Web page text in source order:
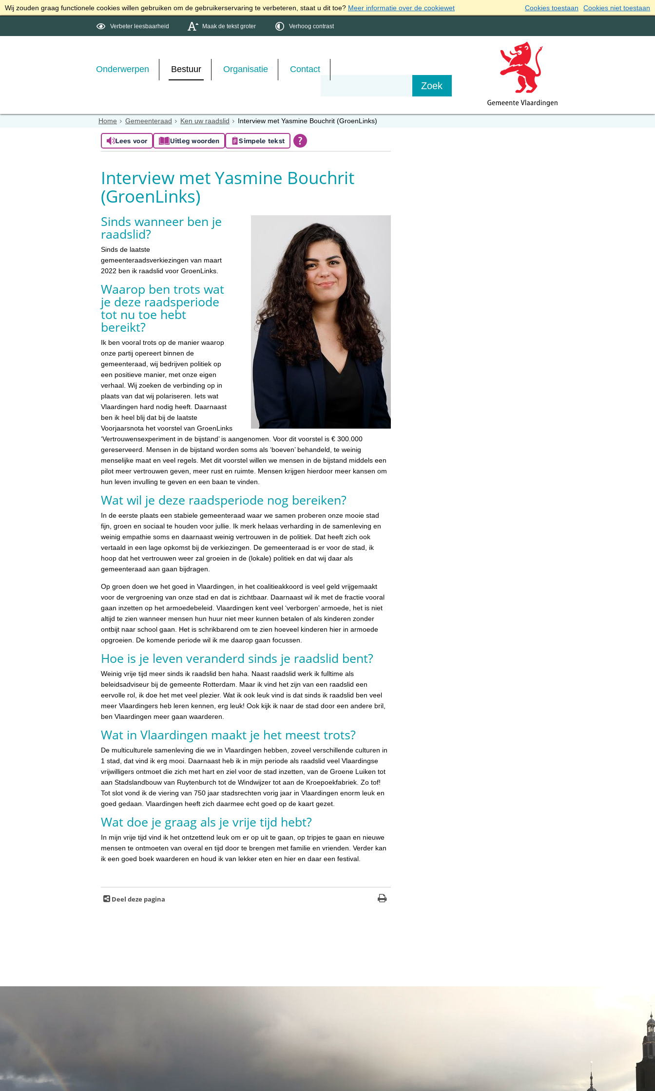
Wij zouden graag functionele cookies willen gebruiken om de gebruikerservaring te verbeteren, staat u dit toe? Meer informatie over de cookiewet Cookies toestaan Cookies niet toestaan
Verbeter leesbaarheid Maak de tekst groter Verhoog contrast
Onderwerpen Bestuur Organisatie Contact
Home Gemeenteraad Ken uw raadslid Interview met Yasmine Bouchrit (GroenLinks)
Lees voor Uitleg woorden Simpele tekst
Interview met Yasmine Bouchrit
(GroenLinks)
Sinds wanneer ben je
raadslid?
Sinds de laatste
gemeenteraadsverkiezingen van maart
2022 ben ik raadslid voor GroenLinks.
Waarop ben trots wat
je deze raadsperiode
tot nu toe hebt
bereikt?
Ik ben vooral trots op de manier waarop
onze partij opereert binnen de
gemeenteraad, wij bedrijven politiek op
een positieve manier, met onze eigen
verhaal. Wij zoeken de verbinding op in
plaats van dat wij polariseren. Iets wat
Vlaardingen hard nodig heeft. Daarnaast
ben ik heel blij dat bij de laatste
Voorjaarsnota het voorstel van GroenLinks
‘Vertrouwensexperiment in de bijstand’ is aangenomen. Voor dit voorstel is € 300.000
gereserveerd. Mensen in de bijstand worden soms als ‘boeven’ behandeld, te weinig
menselijke maat en veel regels. Met dit voorstel willen we mensen in de bijstand middels een
pilot meer vertrouwen geven, meer rust en ruimte. Mensen krijgen hierdoor meer kansen om
hun leven invulling te geven en een baan te vinden.
Wat wil je deze raadsperiode nog bereiken?
In de eerste plaats een stabiele gemeenteraad waar we samen proberen onze mooie stad
fijn, groen en sociaal te houden voor jullie. Ik merk helaas verharding in de samenleving en
weinig empathie soms en daarnaast weinig vertrouwen in de politiek. Dat heeft zich ook
vertaald in een lage opkomst bij de verkiezingen. De gemeenteraad is er voor de stad, ik
hoop dat het vertrouwen weer zal groeien in de (lokale) politiek en dat wij daar als
gemeenteraad aan gaan bijdragen.
Op groen doen we het goed in Vlaardingen, in het coalitieakkoord is veel geld vrijgemaakt
voor de vergroening van onze stad en dat is zichtbaar. Daarnaast wil ik met de fractie vooral
gaan inzetten op het armoedebeleid. Vlaardingen kent veel ‘verborgen’ armoede, het is niet
altijd te zien wanneer mensen hun huur niet meer kunnen betalen of als kinderen zonder
ontbijt naar school gaan. Het is schrikbarend om te zien hoeveel kinderen hier in armoede
opgroeien. De komende periode wil ik me daarop gaan focussen.
Hoe is je leven veranderd sinds je raadslid bent?
Weinig vrije tijd meer sinds ik raadslid ben haha. Naast raadslid werk ik fulltime als
beleidsadviseur bij de gemeente Rotterdam. Maar ik vind het zijn van een raadslid een
eervolle rol, ik doe het met veel plezier. Wat ik ook leuk vind is dat sinds ik raadslid ben veel
meer Vlaardingers heb leren kennen, erg leuk! Ook kijk ik naar de stad door een andere bril,
ben Vlaardingen meer gaan waarderen.
Wat in Vlaardingen maakt je het meest trots?
De multiculturele samenleving die we in Vlaardingen hebben, zoveel verschillende culturen in
1 stad, dat vind ik erg mooi. Daarnaast heb ik in mijn periode als raadslid veel Vlaardingse
vrijwilligers ontmoet die zich met hart en ziel voor de stad inzetten, van de Groene Luiken tot
aan Stadslandbouw van Ruytenburch tot de Windwijzer tot aan de Kroepoekfabriek. Zo tof!
Tot slot vond ik de viering van 750 jaar stadsrechten vorig jaar in Vlaardingen enorm leuk en
goed gedaan. Vlaardingen heeft zich daarmee echt goed op de kaart gezet.
Wat doe je graag als je vrije tijd hebt?
In mijn vrije tijd vind ik het ontzettend leuk om er op uit te gaan, op tripjes te gaan en nieuwe
mensen te ontmoeten van overal en tijd door te brengen met familie en vrienden. Verder kan
ik een goed boek waarderen en houd ik van lekker eten en hier en daar een festival.
Deel deze pagina